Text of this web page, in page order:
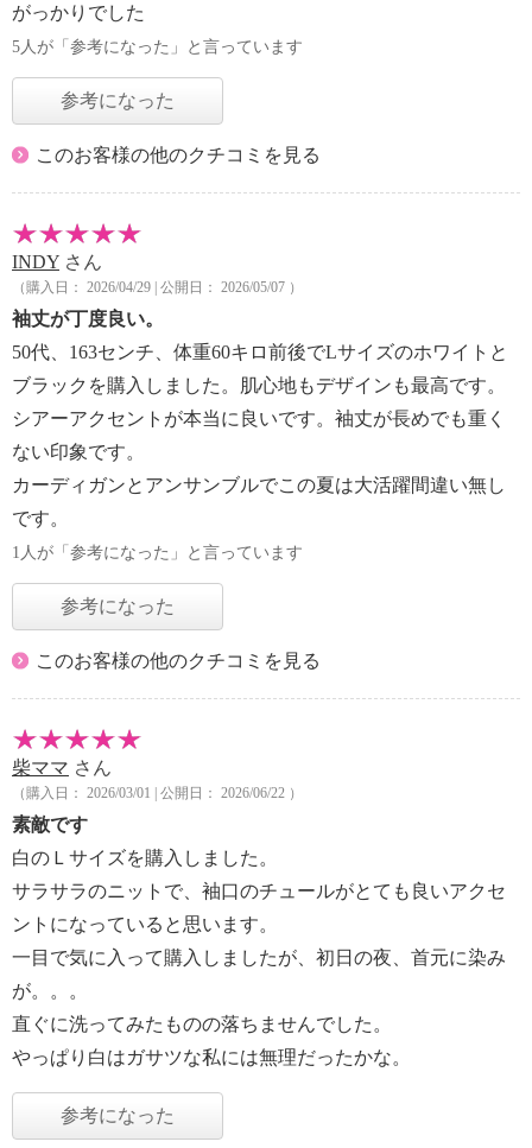
がっかりでした
5人が「参考になった」と言っています
参考になった
このお客様の他のクチコミを見る
INDY さん
（購入日： 2026/04/29 | 公開日： 2026/05/07 ）
袖丈が丁度良い。
50代、163センチ、体重60キロ前後でLサイズのホワイトと
ブラックを購入しました。肌心地もデザインも最高です。
シアーアクセントが本当に良いです。袖丈が長めでも重く
ない印象です。
カーディガンとアンサンブルでこの夏は大活躍間違い無し
です。
1人が「参考になった」と言っています
参考になった
このお客様の他のクチコミを見る
柴ママ さん
（購入日： 2026/03/01 | 公開日： 2026/06/22 ）
素敵です
白のＬサイズを購入しました。
サラサラのニットで、袖口のチュールがとても良いアクセ
ントになっていると思います。
一目で気に入って購入しましたが、初日の夜、首元に染み
が。。。
直ぐに洗ってみたものの落ちませんでした。
やっぱり白はガサツな私には無理だったかな。
参考になった